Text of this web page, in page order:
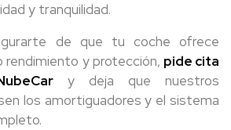
y tranquilidad.
de que tu coche ofrece
rendimiento y protección, pide cita
y deja que nuestros
los amortiguadores y el sistema